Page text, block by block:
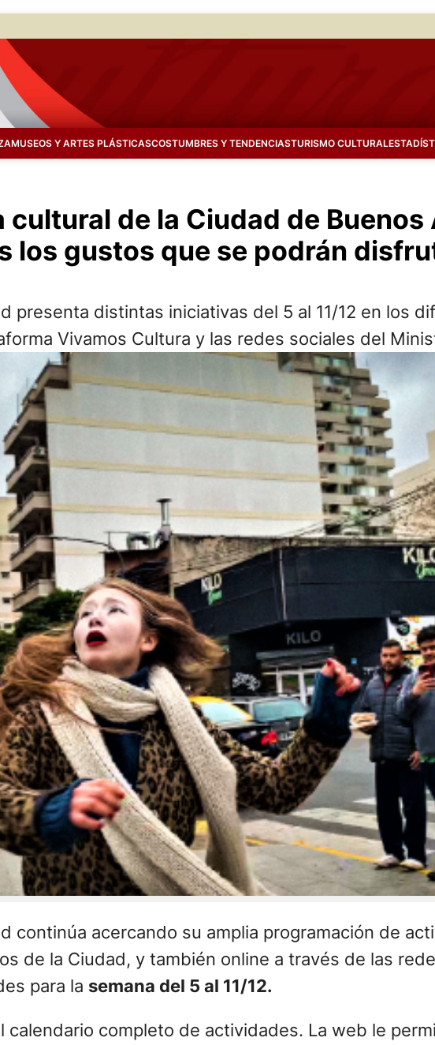
MUSEOS Y ARTES PLÁSTICASCOSTUMBRES Y TENDENCIASTURISMO CULTURAL
cultural de la Ciudad de Buenos
los gustos que se podrán
presenta distintas iniciativas del 5 al 11/12 en los
Vivamos Cultura y las redes sociales del
continúa acercando su amplia programación de
de la Ciudad, y también online a través de las
para la semana del 5 al 11/12.
calendario completo de actividades. La web le